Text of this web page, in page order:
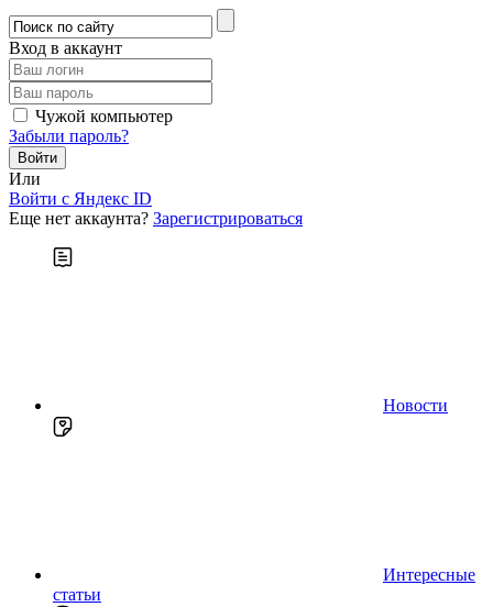
Вход в аккаунт
Чужой компьютер
Забыли пароль?
Или
Войти c Яндекс ID
Еще нет аккаунта? Зарегистрироваться
Новости
Интересные
статьи